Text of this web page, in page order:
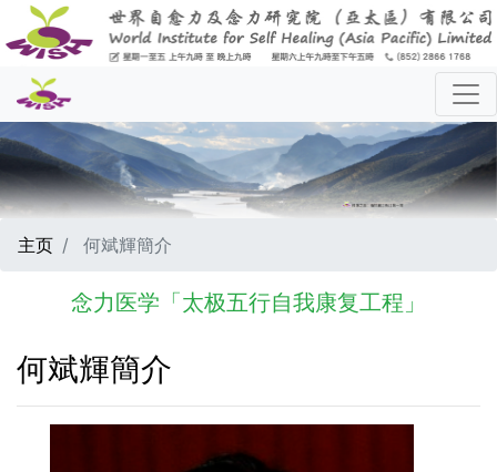
主页 何斌輝簡介
念力医学「太极五行自我康复工程」
何斌輝簡介